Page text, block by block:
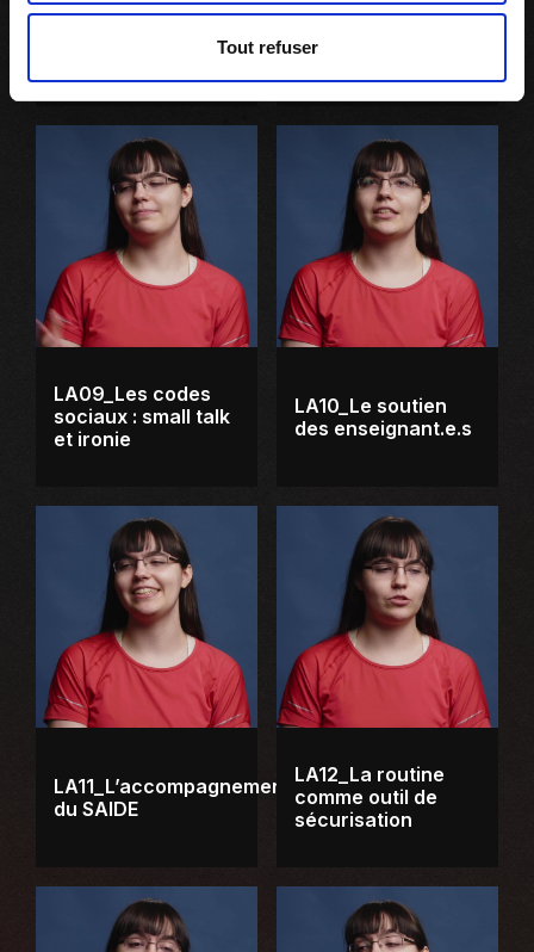
Tout refuser
LA07_Se sentir
(enfin) à la bonne
LA08_Les codes
le regard
LA09_Les codes
sociaux : small talk
et ironie
LA10_Le soutien
des enseignant.e.s
LA11_L’accompagnement
du SAIDE
LA12_La routine
comme outil de
sécurisation